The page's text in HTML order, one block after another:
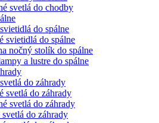
svetlá do chodby
do spálne
svietidlá do spálne
nočný stolík do spálne
a lustre do spálne
do záhrady
svetlá do záhrady
svetlá do záhrady
svetlá do záhrady